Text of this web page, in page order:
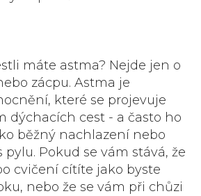
máte astma? Nejde jen o
zácpu. Astma je
které se projevuje
dýchacích cest - a často ho
běžný nachlazení nebo
pylu. Pokud se vám stává, že
cvičení cítíte jako byste
nebo že se vám při chůzi